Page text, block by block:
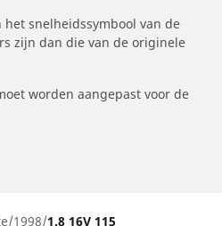
snelheidssymbool van de
zijn dan die van de originele
worden aangepast voor de
1998 1.8 16V 115